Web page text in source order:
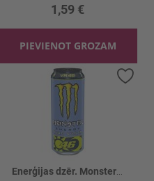
1,59 €
PIEVIENOT GROZAM
Pievienot vēlmju sarakstam